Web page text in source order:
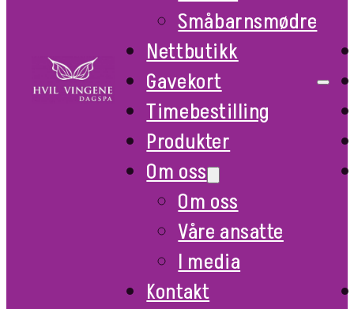
Småbarnsmødre
Nettbutikk
Gavekort
Timebestilling
Produkter
Om oss
Om oss
Våre ansatte
I media
Kontakt